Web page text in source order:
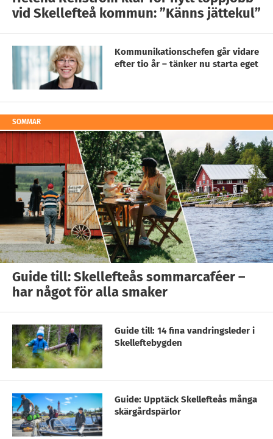
vid Skellefteå kommun: ”Känns jättekul”
Kommunikationschefen går vidare
efter tio år – tänker nu starta eget
SOMMAR
Guide till: Skellefteås sommarcaféer –
har något för alla smaker
Guide till: 14 fina vandringsleder i
Skelleftebygden
Guide: Upptäck Skellefteås många
skärgårdspärlor